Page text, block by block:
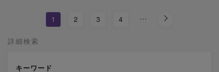
詳細検索
キーワード
1 2 3 4 ...